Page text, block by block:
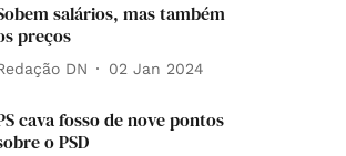
salários, mas também
preços
DN 02 Jan 2024
cava fosso de nove pontos
o PSD